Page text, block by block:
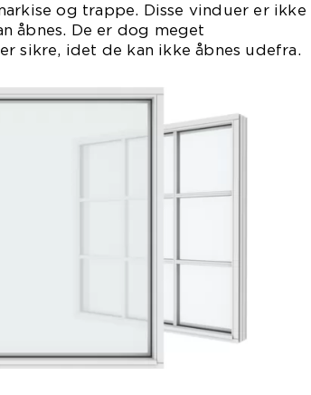
og trappe. Disse vinduer er ikke
åbnes. De er dog meget
sikre, idet de kan ikke åbnes udefra.